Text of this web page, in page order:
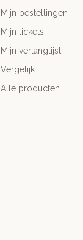
Mijn bestellingen
Mijn tickets
Mijn verlanglijst
Vergelijk
Alle producten